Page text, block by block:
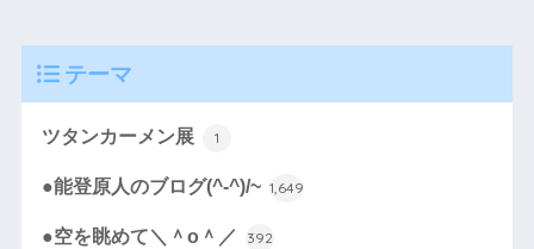
テーマ
ツタンカーメン展 1
●能登原人のブログ(^-^)/~ 1,649
●空を眺めて＼＾o＾／ 392